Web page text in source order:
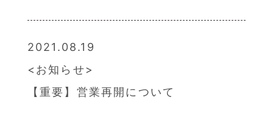
2021.08.19
お知らせ
【重要】営業再開について